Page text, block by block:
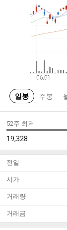
일봉 주봉
52주 최저
19,328
전일
시가
거래량
거래금